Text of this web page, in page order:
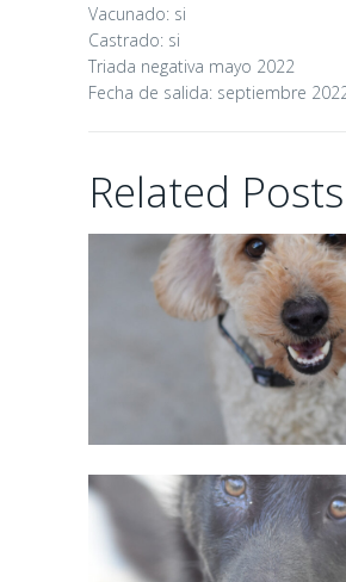
Vacunado: si
Castrado: si
Triada negativa mayo 2022
Fecha de salida: septiembre
Related Posts
02/06/2026